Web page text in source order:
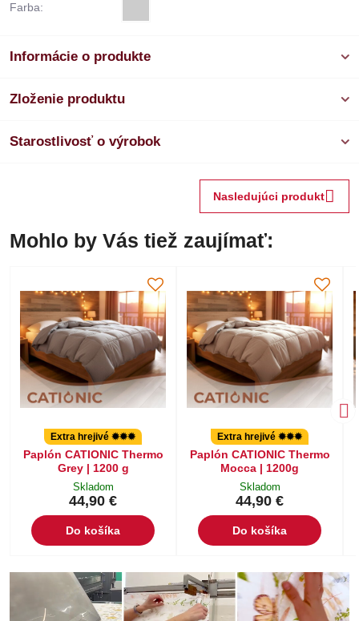
Farba:
Informácie o produkte
Zloženie produktu
Starostlivosť o výrobok
Nasledujúci produkt
Mohlo by Vás tiež zaujímať:
Extra hrejivé ✹✹✹
Paplón CATIONIC Thermo
Grey | 1200 g
Skladom
44,90 €
Do košíka
Extra hrejivé ✹✹✹
Paplón CATIONIC Thermo
Mocca | 1200g
Skladom
44,90 €
Do košíka